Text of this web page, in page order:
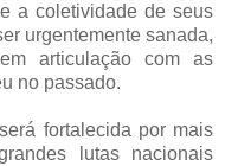
a coletividade de seus
urgentemente sanada,
articulação com as
no passado.
fortalecida por mais
lutas nacionais